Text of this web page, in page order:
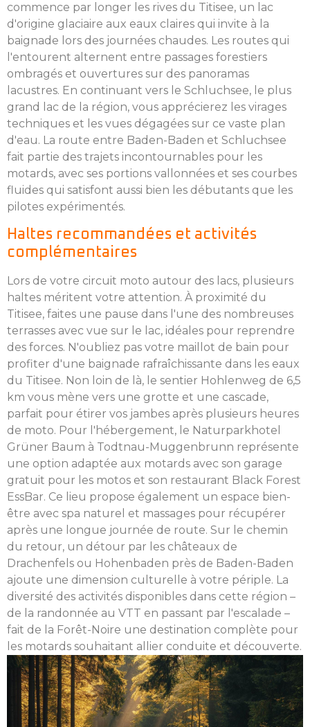
commence par longer les rives du Titisee, un lac
d'origine glaciaire aux eaux claires qui invite à la
baignade lors des journées chaudes. Les routes qui
l'entourent alternent entre passages forestiers
ombragés et ouvertures sur des panoramas
lacustres. En continuant vers le Schluchsee, le plus
grand lac de la région, vous apprécierez les virages
techniques et les vues dégagées sur ce vaste plan
d'eau. La route entre Baden-Baden et Schluchsee
fait partie des trajets incontournables pour les
motards, avec ses portions vallonnées et ses courbes
fluides qui satisfont aussi bien les débutants que les
pilotes expérimentés.
Haltes recommandées et activités
complémentaires
Lors de votre circuit moto autour des lacs, plusieurs
haltes méritent votre attention. À proximité du
Titisee, faites une pause dans l'une des nombreuses
terrasses avec vue sur le lac, idéales pour reprendre
des forces. N'oubliez pas votre maillot de bain pour
profiter d'une baignade rafraîchissante dans les eaux
du Titisee. Non loin de là, le sentier Hohlenweg de 6,5
km vous mène vers une grotte et une cascade,
parfait pour étirer vos jambes après plusieurs heures
de moto. Pour l'hébergement, le Naturparkhotel
Grüner Baum à Todtnau-Muggenbrunn représente
une option adaptée aux motards avec son garage
gratuit pour les motos et son restaurant Black Forest
EssBar. Ce lieu propose également un espace bien-
être avec spa naturel et massages pour récupérer
après une longue journée de route. Sur le chemin
du retour, un détour par les châteaux de
Drachenfels ou Hohenbaden près de Baden-Baden
ajoute une dimension culturelle à votre périple. La
diversité des activités disponibles dans cette région –
de la randonnée au VTT en passant par l'escalade –
fait de la Forêt-Noire une destination complète pour
les motards souhaitant allier conduite et découverte.